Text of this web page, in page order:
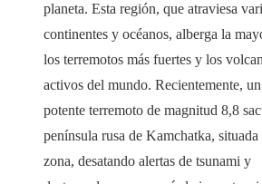
planeta. Esta región, que atraviesa
continentes y océanos, alberga la
los terremotos más fuertes y los
activos del mundo. Recientemente, un
potente terremoto de magnitud 8,8
península rusa de Kamchatka, situada
zona, desatando alertas de tsunami y